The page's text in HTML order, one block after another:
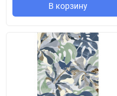
В корзину